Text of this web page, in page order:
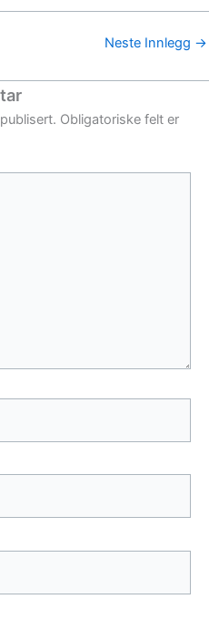
Neste Innlegg →
Obligatoriske felt er